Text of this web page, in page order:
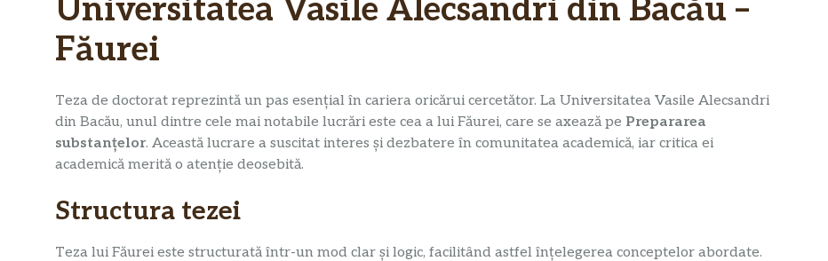
Universitatea Vasile Alecsandri din Bacău –
Făurei
Teza de doctorat reprezintă un pas esențial în cariera oricărui cercetător. La Universitatea Vasile Alecsandri
din Bacău, unul dintre cele mai notabile lucrări este cea a lui Făurei, care se axează pe Prepararea
substanțelor. Această lucrare a suscitat interes și dezbatere în comunitatea academică, iar critica ei
academică merită o atenție deosebită.
Structura tezei
Teza lui Făurei este structurată într-un mod clar și logic, facilitând astfel înțelegerea conceptelor abordate.